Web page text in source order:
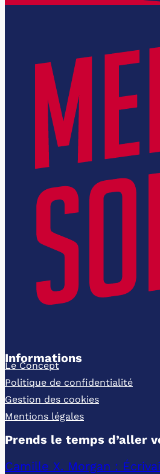
Informations
Le Concept
Politique de confidentialité
Gestion des cookies
Mentions légales
Prends le temps d’aller
Camille X. Morgan :